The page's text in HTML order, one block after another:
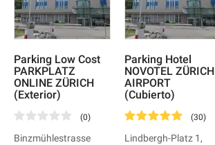
Parking Low Cost
PARKPLATZ
ONLINE ZÜRICH
(Exterior)
(0)
Binzmühlestrasse
Parking Hotel
NOVOTEL ZÜRICH
AIRPORT
(Cubierto)
(30)
Lindbergh-Platz 1 ,